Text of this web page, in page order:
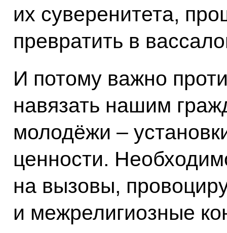
их суверенитета,
превратить в
И потому важно
навязать нашим
молодёжи –
ценности.
на вызовы,
и межрелигиозные